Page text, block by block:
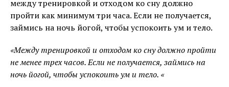
между тренировкой и отходом ко сну должно
пройти как минимум три часа. Если не получается,
займись на ночь йогой, чтобы успокоить ум и тело.
«Между тренировкой и отходом ко сну должно пройти
не менее трех часов. Если не получается, займись на
ночь йогой, чтобы успокоить ум и тело. «